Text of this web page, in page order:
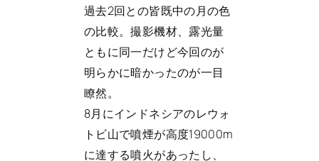
過去2回との皆既中の月の色
の比較。撮影機材、露光量
ともに同一だけど今回のが
明らかに暗かったのが一目
瞭然。
8月にインドネシアのレウォ
トビ山で噴煙が高度19000m
に達する噴火があったし、